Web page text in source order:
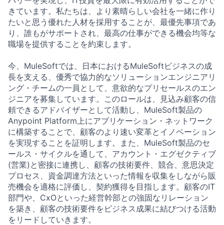
きています。私たちは、より素晴らしい会社を一緒に作り
たいと思う優れた人材を採用することが、最優先事項であ
り、誰もがサポートされ、最高の仕事ができる機会均等な
職場を提供することを約束します。
今、MuleSoftでは、日本におけるMuleSoftビジネスの成
長を支える、優秀で協力的なソリューションエンジニアリ
ング・チームの一員として、意欲的なプリセールスのエン
ジニアを募集しています。このロールは、見込み顧客の信
頼できるアドバイザーとして活動し、MuleSoft製品の
Anypoint Platform上にアプリケーション・ネットワーク
に構築することで、顧客のより速い変革とイノベーション
を実現することを証明します。また、MuleSoft製品のセ
ールス・サイクルを通して、アカウント・エグゼクティブ
(営業)と密接に連携し、顧客の技術要件、競合、意思決定
プロセス、資金調達方法といった情報を収集をしながら販
売機会を適格に評価し、契約獲得を目指します。顧客のIT
部門や、CxOといった経営幹部との強固なリレーション
を築き、顧客の技術要件をビジネス成果に結びつける活動
をリードしていきます。